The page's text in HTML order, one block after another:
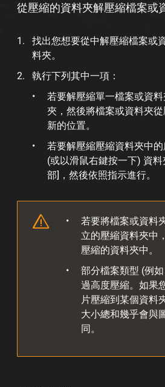
從壓縮的資料夾解壓縮檔案或
找出您想要從中解壓縮檔案或
料夾。
執行下列其中一項：
若要解壓縮單一檔案或資
夾，然後將檔案或資料夾
新的位置。
若要解壓縮壓縮資料夾中
(或以滑鼠右鍵按一下) 資
部]，然後依照指示進行。
若要將檔案或資料
立的壓縮資料夾中
壓縮的資料夾中。
部分檔案類型 (例
過高度壓縮。如果
片壓縮到某個資料
大小總和幾乎會與
同。